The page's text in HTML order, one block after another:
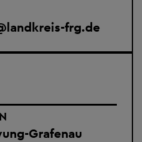
landkreis-frg.de
Grafenau